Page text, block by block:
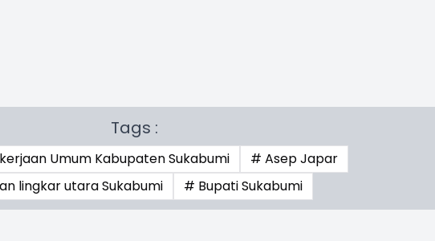
Tags :
Umum Kabupaten Sukabumi
# Asep Japar
lingkar utara Sukabumi
# Bupati Sukabumi